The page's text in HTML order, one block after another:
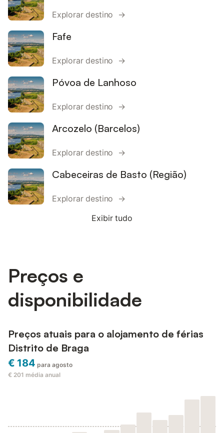
Explorar destino →
Fafe
Explorar destino →
Póvoa de Lanhoso
Explorar destino →
Arcozelo (Barcelos)
Explorar destino →
Cabeceiras de Basto (Região)
Explorar destino →
Exibir tudo
Preços e
disponibilidade
Preços atuais para o alojamento de férias
Distrito de Braga
€ 184 para agosto
€ 201 média anual